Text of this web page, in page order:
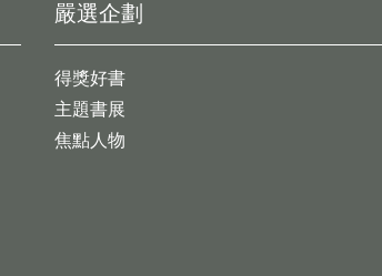
嚴選企劃
得獎好書
主題書展
焦點人物